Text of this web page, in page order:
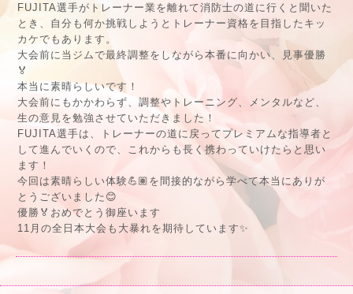
FUJITA選手がトレーナー業を離れて消防士の道に行くと聞いた
とき、自分も何か挑戦しようとトレーナー資格を目指したキッ
カケでもあります。
大会前に当ジムで最終調整をしながら本番に向かい、見事優勝
🏅
本当に素晴らしいです！
大会前にもかかわらず、調整やトレーニング、メンタルなど、
生の意見を勉強させていただきました！
FUJITA選手は、トレーナーの道に戻ってプレミアムな指導者と
して進んでいくので、これからも長く携わっていけたらと思い
ます！
今回は素晴らしい体験💪🏽を間接的ながら学べて本当にありが
とうございました😊
優勝🏅おめでとう御座います
11月の全日本大会も大暴れを期待しています✨